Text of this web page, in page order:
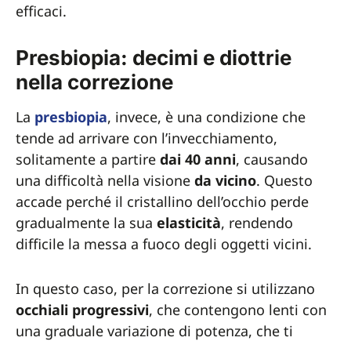
efficaci.
Presbiopia: decimi e diottrie
nella correzione
La presbiopia, invece, è una condizione che
tende ad arrivare con l’invecchiamento,
solitamente a partire dai 40 anni, causando
una difficoltà nella visione da vicino. Questo
accade perché il cristallino dell’occhio perde
gradualmente la sua elasticità, rendendo
difficile la messa a fuoco degli oggetti vicini.
In questo caso, per la correzione si utilizzano
occhiali progressivi, che contengono lenti con
una graduale variazione di potenza, che ti